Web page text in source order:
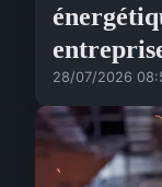
28/07/2026